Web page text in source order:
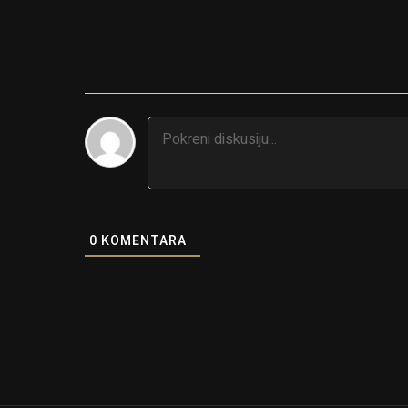
0 KOMENTARA